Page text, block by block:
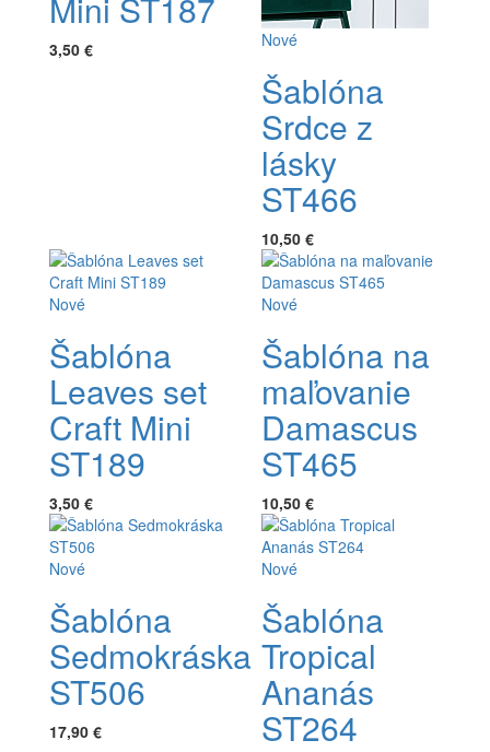
3,50 € Nové
Šablóna
Srdce z
lásky
ST466
10,50 €
Nové
Šablóna
Leaves set
Craft Mini
ST189
3,50 €
Nové
Šablóna na
maľovanie
Damascus
ST465
10,50 €
Nové
Šablóna
Sedmokráska
ST506
17,90 €
Nové
Šablóna
Tropical
Ananás
ST264